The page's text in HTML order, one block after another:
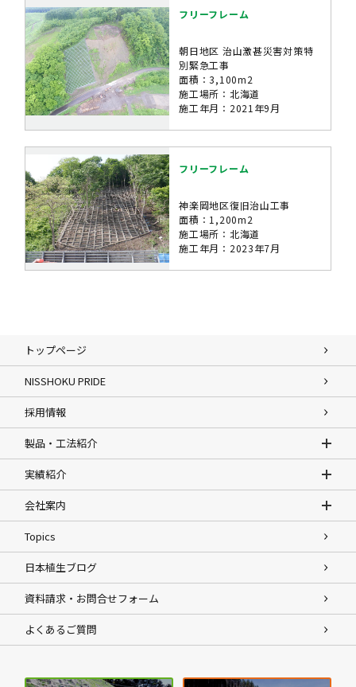
フリーフレーム
朝日地区 治山激甚災害対策特
別緊急工事
面積：3,100m2
施工場所：北海道
施工年月：2021年9月
フリーフレーム
神楽岡地区復旧治山工事
面積：1,200m2
施工場所：北海道
施工年月：2023年7月
トップページ
NISSHOKU PRIDE
採用情報
製品・工法紹介
実績紹介
会社案内
Topics
日本植生ブログ
資料請求・お問合せフォーム
よくあるご質問